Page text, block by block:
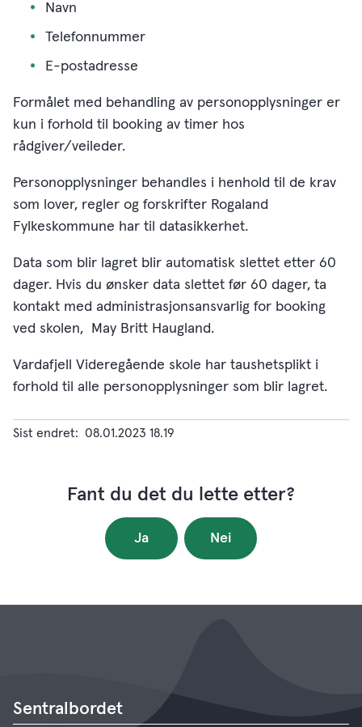
Navn
Telefonnummer
E-postadresse
Formålet med behandling av personopplysninger er
kun i forhold til booking av timer hos
rådgiver/veileder.
Personopplysninger behandles i henhold til de krav
som lover, regler og forskrifter Rogaland
Fylkeskommune har til datasikkerhet.
Data som blir lagret blir automatisk slettet etter 60
dager. Hvis du ønsker data slettet før 60 dager, ta
kontakt med administrasjonsansvarlig for booking
ved skolen, May Britt Haugland.
Vardafjell Videregående skole har taushetsplikt i
forhold til alle personopplysninger som blir lagret.
Sist endret 08.01.2023 18.19
Fant du det du lette etter?
Ja Nei
Sentralbordet